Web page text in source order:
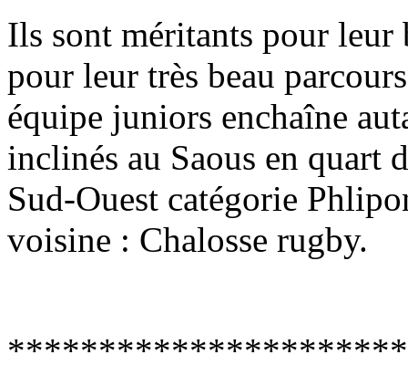
Ils sont méritants pour leur
pour leur très beau
équipe juniors enchaîne
inclinés au Saous en quart
Sud-Ouest catégorie
voisine : Chalosse rugby.